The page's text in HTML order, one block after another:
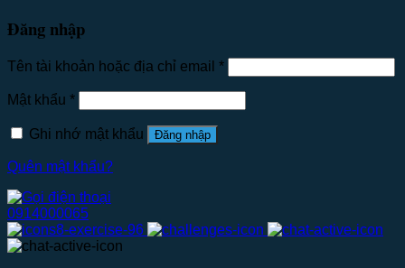
Đăng nhập
Tên tài khoản hoặc địa chỉ email *
Mật khẩu *
Ghi nhớ mật khẩu Đăng nhập
Quên mật khẩu?
0914000065